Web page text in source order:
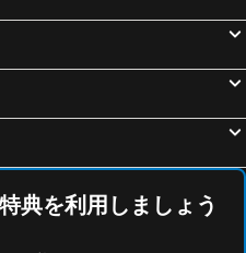
Calvizzano, hotels with parking
Boscoreale, hotels with parking
典を利用しましょう